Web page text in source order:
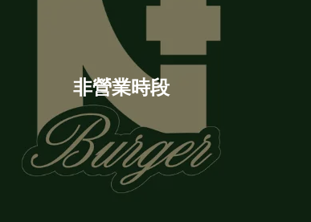
非營業時段